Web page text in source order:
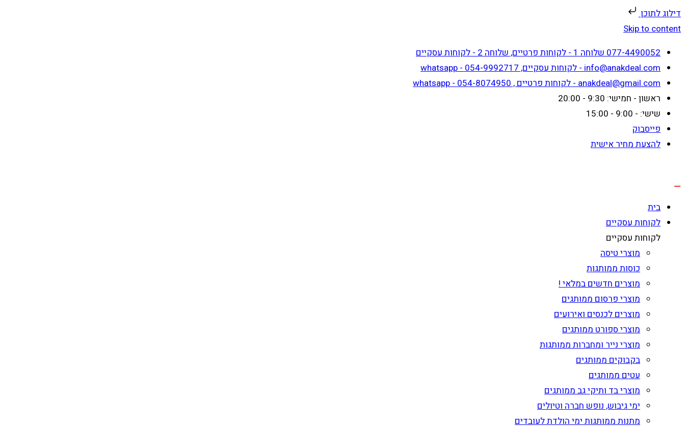
דילוג לתוכן
Skip to content
077-4490052 שלוחה 1 - לקוחות פרטיים, שלוחה 2 - לקוחות עסקיים
info@anakdeal.com - לקוחות עסקיים, whatsapp - 054-9992717
anakdeal@gmail.com - לקוחות פרטיים , whatsapp - 054-8074950
ראשון - חמישי: 9:30 - 20:00
שישי: - 9:00 - 15:00
פייסבוק
להצעת מחיר אישית
בית
לקוחות עסקיים
לקוחות עסקיים
מוצרי טיסה
כוסות ממותגות
מוצרים חדשים במלאי !
מוצרי פרסום ממותגים
מוצרים לכנסים ואירועים
מוצרי ספורט ממותגים
מוצרי נייר ומחברות ממותגות
בקבוקים ממותגים
עטים ממותגים
מוצרי בד ותיקי גב ממותגים
ימי גיבוש, נופש חברה וטיולים
מתנות ממותגות ימי הולדת לעובדים